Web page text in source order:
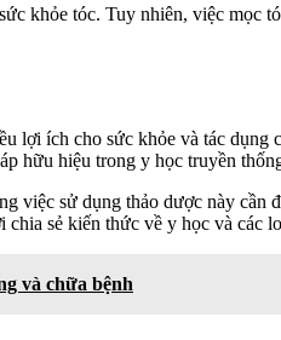
khỏe tóc. Tuy nhiên, việc
ích cho sức khỏe và tác
hữu hiệu trong y học truyền
sử dụng thảo dược này
chia sẻ kiến thức về y học và các
và chữa bệnh